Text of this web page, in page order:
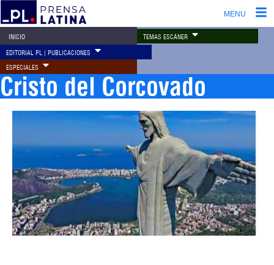
MENU
INICIO TEMAS ESCÁNER
EDITORIAL PL | PUBLICACIONES
ESPECIALES
Cristo del Corcovado